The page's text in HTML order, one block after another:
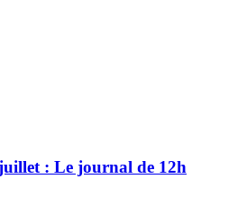
: Le journal de 12h